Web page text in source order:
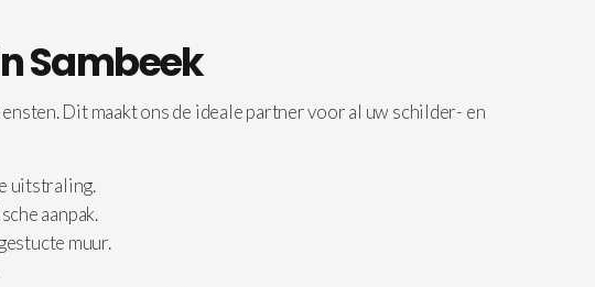
Sambeek
Dit maakt ons de ideale partner voor al uw schilder- en
uitstraling.
aanpak.
muur.